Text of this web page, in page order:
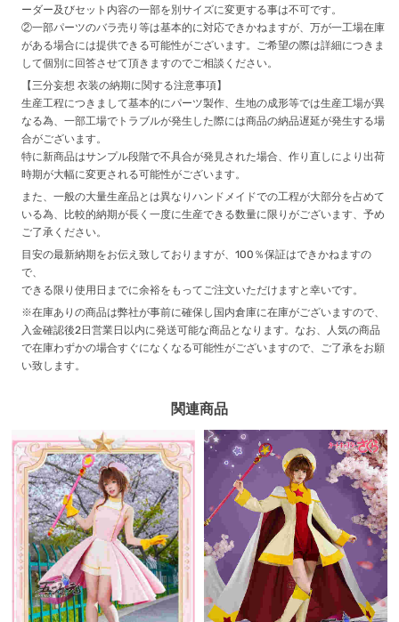
ーダー及びセット内容の一部を別サイズに変更する事は不可です。
②一部パーツのバラ売り等は基本的に対応できかねますが、万が一工場在庫
がある場合には提供できる可能性がございます。ご希望の際は詳細につきま
して個別に回答させて頂きますのでご相談ください。
【三分妄想 衣装の納期に関する注意事項】
生産工程につきまして基本的にパーツ製作、生地の成形等では生産工場が異
なる為、一部工場でトラブルが発生した際には商品の納品遅延が発生する場
合がございます。
特に新商品はサンプル段階で不具合が発見された場合、作り直しにより出荷
時期が大幅に変更される可能性がございます。
また、一般の大量生産品とは異なりハンドメイドでの工程が大部分を占めて
いる為、比較的納期が長く一度に生産できる数量に限りがございます、予め
ご了承ください。
目安の最新納期をお伝え致しておりますが、100％保証はできかねますの
で、
できる限り使用日までに余裕をもってご注文いただけますと幸いです。
※在庫ありの商品は弊社が事前に確保し国内倉庫に在庫がございますので、
入金確認後2日営業日以内に発送可能な商品となります。なお、人気の商品
で在庫わずかの場合すぐになくなる可能性がございますので、ご了承をお願
い致します。
関連商品